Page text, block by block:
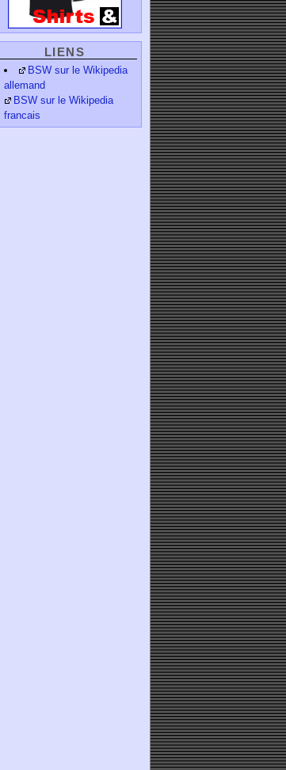
LIENS
BSW sur le Wikipedia
allemand
BSW sur le Wikipedia
francais